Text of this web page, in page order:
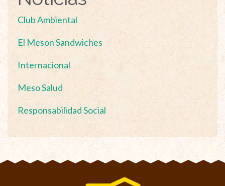
Club Ambiental
El Meson Sandwiches
Internacional
Meso Salud
Responsabilidad Social